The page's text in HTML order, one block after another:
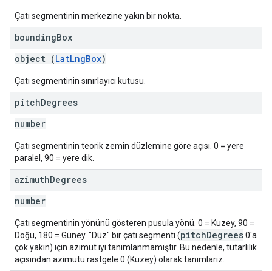
Çatı segmentinin merkezine yakın bir nokta.
boundingBox
object (LatLngBox)
Çatı segmentinin sınırlayıcı kutusu.
pitchDegrees
number
Çatı segmentinin teorik zemin düzlemine göre açısı. 0 = yere
paralel, 90 = yere dik.
azimuthDegrees
number
Çatı segmentinin yönünü gösteren pusula yönü. 0 = Kuzey, 90 =
Doğu, 180 = Güney. "Düz" bir çatı segmenti (pitchDegrees0'a
çok yakın) için azimut iyi tanımlanmamıştır. Bu nedenle, tutarlılık
açısından azimutu rastgele 0 (Kuzey) olarak tanımlarız.